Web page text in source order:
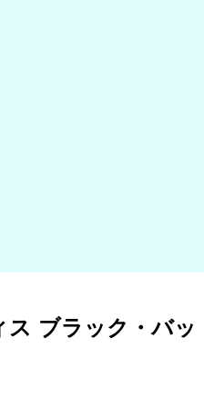
ブラック・バッ